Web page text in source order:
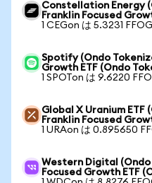
Constellation Energy
Franklin Focused
1 CEGon は 5.3231
Spotify (Ondo
Growth ETF (Ondo
1 SPOTon は 9.6220
Global X Uranium ETF
Franklin Focused
1 URAon は 0.895650
Western Digital (Ondo
Focused Growth ETF